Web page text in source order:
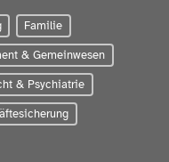
Familie
& Gemeinwesen
& Psychiatrie